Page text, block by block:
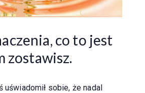
co to jest
zostawisz.
uświadomił sobie, że nadal